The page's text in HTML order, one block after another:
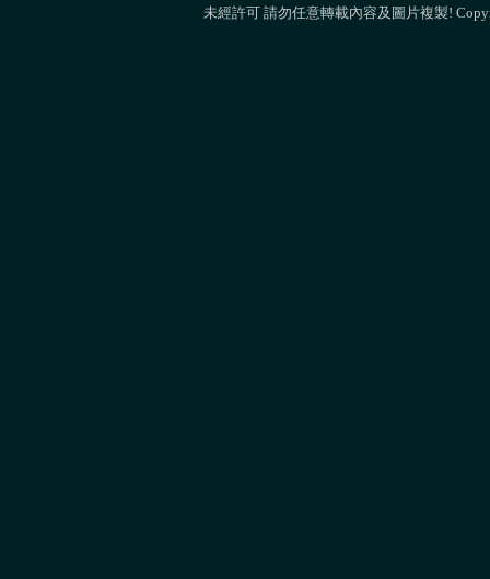
未經許可 請勿任意轉載內容及圖片複製!